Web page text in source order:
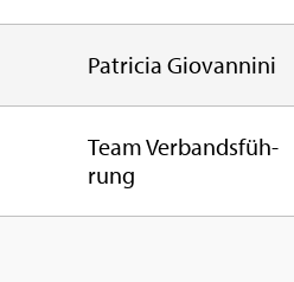
Pa­tri­cia Gio­van­ni­ni
Team Ver­bands­füh­
rung